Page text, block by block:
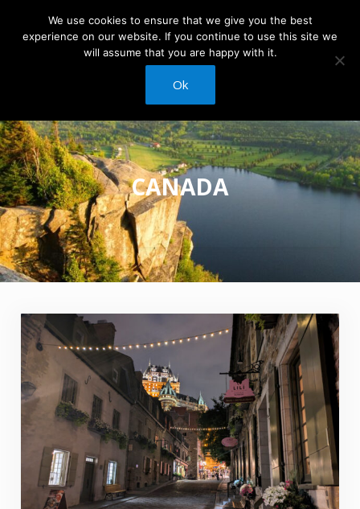
The Travels of BBQboy and Spanky
Menu
CANADA
We use cookies to ensure that we give you the best
experience on our website. If you continue to use this site we
will assume that you are happy with it.
Ok